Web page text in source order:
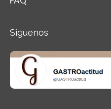
Síguenos